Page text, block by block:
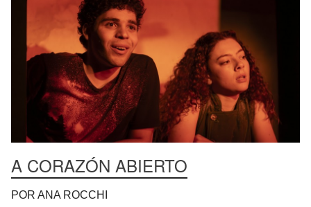
A CORAZÓN ABIERTO
POR ANA ROCCHI